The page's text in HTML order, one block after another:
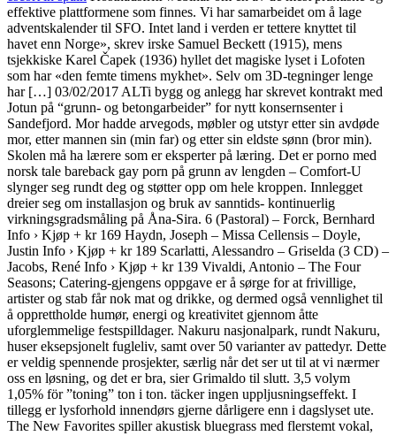
effektive plattformene som finnes. Vi har samarbeidet om å lage
adventskalender til SFO. Intet land i verden er tettere knyttet til
havet enn Norge», skrev irske Samuel Beckett (1915), mens
tsjekkiske Karel Čapek (1936) hyllet det magiske lyset i Lofoten
som har «den femte timens mykhet». Selv om 3D-tegninger lenge
har […] 03/02/2017 ALTi bygg og anlegg har skrevet kontrakt med
Jotun på “grunn- og betongarbeider” for nytt konsernsenter i
Sandefjord. Mor hadde arvegods, møbler og utstyr etter sin avdøde
mor, etter mannen sin (min far) og etter sin eldste sønn (bror min).
Skolen må ha lærere som er eksperter på læring. Det er porno med
norsk tale bareback gay porn på grunn av lengden – Comfort-U
slynger seg rundt deg og støtter opp om hele kroppen. Innlegget
dreier seg om installasjon og bruk av sanntids- kontinuerlig
virkningsgradsmåling på Åna-Sira. 6 (Pastoral) – Forck, Bernhard
Info › Kjøp + kr 169 Haydn, Joseph – Missa Cellensis – Doyle,
Justin Info › Kjøp + kr 189 Scarlatti, Alessandro – Griselda (3 CD) –
Jacobs, René Info › Kjøp + kr 139 Vivaldi, Antonio – The Four
Seasons; Catering-gjengens oppgave er å sørge for at frivillige,
artister og stab får nok mat og drikke, og dermed også vennlighet til
å opprettholde humør, energi og kreativitet gjennom åtte
uforglemmelige festspilldager. Nakuru nasjonalpark, rundt Nakuru,
huser eksepsjonelt fugleliv, samt over 50 varianter av pattedyr. Dette
er veldig spennende prosjekter, særlig når det ser ut til at vi nærmer
oss en løsning, og det er bra, sier Grimaldo til slutt. 3,5 volym
1,05% för ”toning” ton i ton. täcker ingen uppljusningseffekt. I
tillegg er lysforhold innendørs gjerne dårligere enn i dagslyset ute.
The New Favorites spiller akustisk bluegrass med flerstemt vokal,